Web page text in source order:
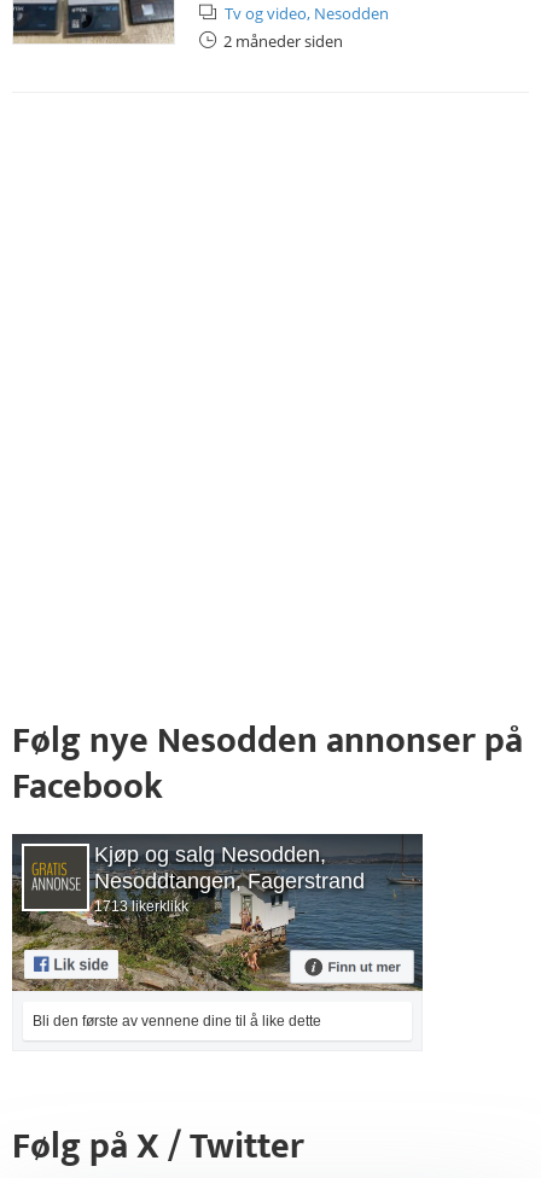
Tv og video, Nesodden
2 måneder siden
Følg nye Nesodden annonser på
Facebook
Kjøp og salg Nesodden,
Nesoddtangen, Fagerstrand
1713 likerklikk
Bli den første av vennene dine til å like dette
Følg på X / Twitter